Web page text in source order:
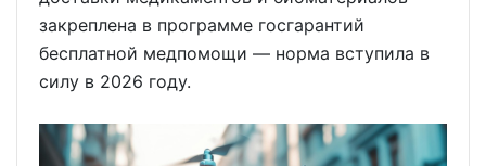
закреплена в программе госгарантий
бесплатной медпомощи — норма вступила в
силу в 2026 году.